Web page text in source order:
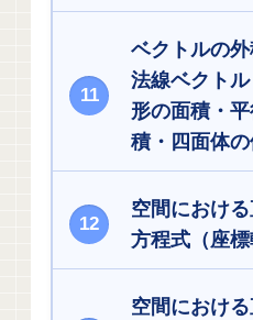
ベクトルの
法線ベクト
形の面積・
積・四面体
空間におけ
方程式（座標
空間におけ